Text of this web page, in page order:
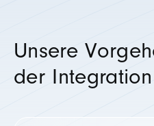
Unsere
der Integration